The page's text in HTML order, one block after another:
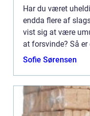
Har du været
endda flere af
vist sig at være
at forsvinde? Så
du har brug for.
Sofie Sørensen